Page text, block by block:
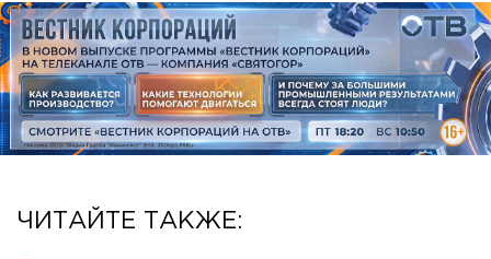
ЧИТАЙТЕ ТАКЖЕ: